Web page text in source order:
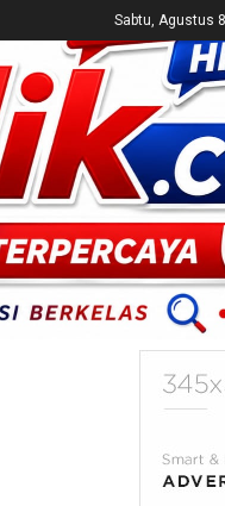
Sabtu, Agustus
UMUM E-